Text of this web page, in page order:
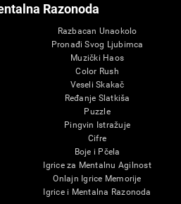
Razonoda
Razbacan Unaokolo
Pronađi Svog Ljubimca
Muzički Haos
Color Rush
Veseli Skakač
Ređanje Slatkiša
Puzzle
Pingvin Istražuje
Cifre
Boje i Pčela
Igrice za Mentalnu Agilnost
Onlajn Igrice Memorije
Igrice i Mentalna Razonoda